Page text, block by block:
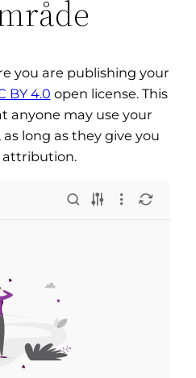
you are publishing your
BY 4.0 open license. This
anyone may use your
long as they give you
attribution.